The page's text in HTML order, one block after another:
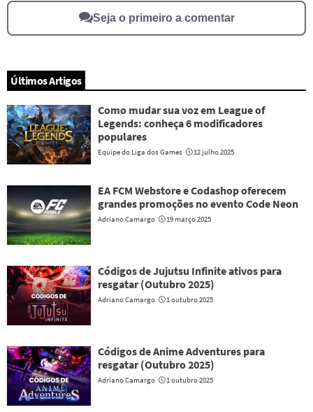
Seja o primeiro a comentar
Últimos Artigos
Como mudar sua voz em League of
Legends: conheça 6 modificadores
populares
Equipe do Liga dos Games 12 julho 2025
EA FCM Webstore e Codashop oferecem
grandes promoções no evento Code Neon
Adriano Camargo 19 março 2025
Códigos de Jujutsu Infinite ativos para
resgatar (Outubro 2025)
Adriano Camargo 1 outubro 2025
Códigos de Anime Adventures para
resgatar (Outubro 2025)
Adriano Camargo 1 outubro 2025